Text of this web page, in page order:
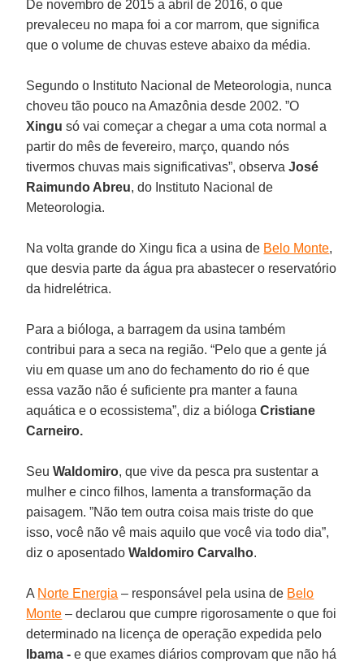
De novembro de 2015 a abril de 2016, o que
prevaleceu no mapa foi a cor marrom, que significa
que o volume de chuvas esteve abaixo da média.
Segundo o Instituto Nacional de Meteorologia, nunca
choveu tão pouco na Amazônia desde 2002. ”O
Xingu só vai começar a chegar a uma cota normal a
partir do mês de fevereiro, março, quando nós
tivermos chuvas mais significativas”, observaJosé
Raimundo Abreu, do Instituto Nacional de
Meteorologia.
Na volta grande do Xingu fica a usina de Belo Monte,
que desvia parte da água pra abastecer o reservatório
da hidrelétrica.
Para a bióloga, a barragem da usina também
contribui para a seca na região. “Pelo que a gente já
viu em quase um ano do fechamento do rio é que
essa vazão não é suficiente pra manter a fauna
aquática e o ecossistema”, diz a biólogaCristiane
Carneiro.
SeuWaldomiro, que vive da pesca pra sustentar a
mulher e cinco filhos, lamenta a transformação da
paisagem. ”Não tem outra coisa mais triste do que
isso, você não vê mais aquilo que você via todo dia”,
diz o aposentadoWaldomiro Carvalho.
A Norte Energia – responsável pela usina de Belo
Monte – declarou que cumpre rigorosamente o que foi
determinado na licença de operação expedida pelo
Ibama - e que exames diários comprovam que não há